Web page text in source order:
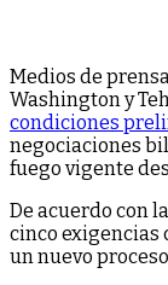
Medios de
Washington y
condiciones
negociaciones
fuego vigente
De acuerdo con
cinco exigencias
un nuevo